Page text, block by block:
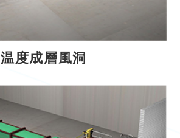
温度成層風洞